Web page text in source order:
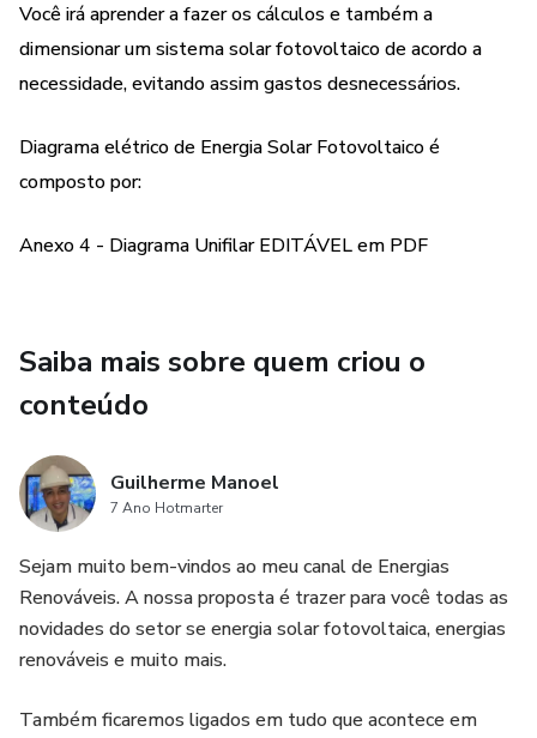
Você irá aprender a fazer os cálculos e também a
dimensionar um sistema solar fotovoltaico de acordo a
necessidade, evitando assim gastos desnecessários.
Diagrama elétrico de Energia Solar Fotovoltaico é
composto por:
Anexo 4 - Diagrama Unifilar EDITÁVEL em PDF
Saiba mais sobre quem criou o
conteúdo
Guilherme Manoel
7 Ano Hotmarter
Sejam muito bem-vindos ao meu canal de Energias
Renováveis. A nossa proposta é trazer para você todas as
novidades do setor se energia solar fotovoltaica, energias
renováveis e muito mais.
Também ficaremos ligados em tudo que acontece em